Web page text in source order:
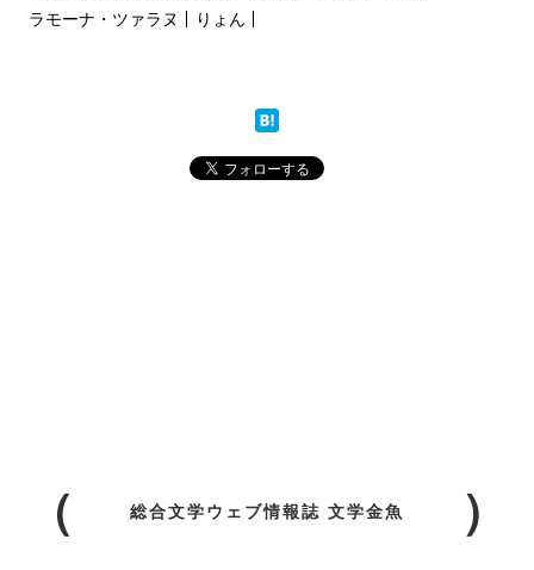
ラモーナ・ツァラヌ
りょん
総合文学ウェブ情報誌 文学金魚